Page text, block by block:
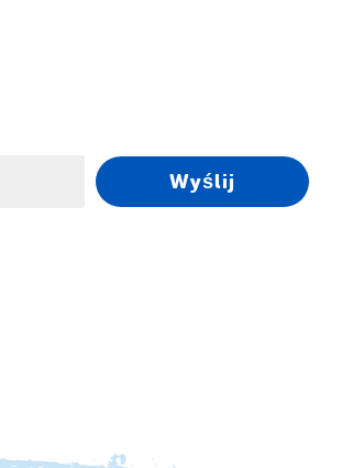
Wyślij